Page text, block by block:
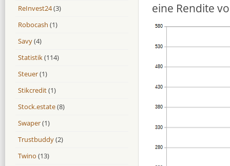
eine Rendite
ReInvest24(3)
Robocash (1)
Savy(4)
Statistik(114)
Steuer(1)
Stikcredit(1)
Stock.estate(8)
Swaper(1)
Trustbuddy(2)
Twino (13)